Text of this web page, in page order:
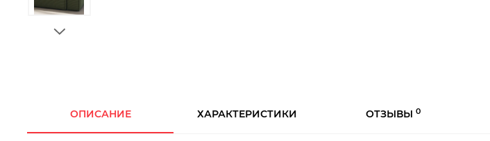
ОПИСАНИЕ ХАРАКТЕРИСТИКИ ОТЗЫВЫ0